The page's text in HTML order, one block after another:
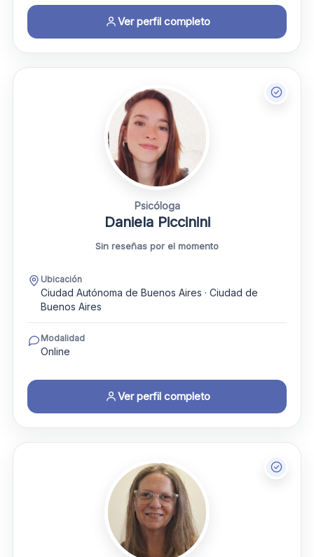
Ver perfil completo
Psicóloga
Daniela Piccinini
Sin reseñas por el momento
Ubicación
Ciudad Autónoma de Buenos Aires · Ciudad de
Buenos Aires
Modalidad
Online
Ver perfil completo